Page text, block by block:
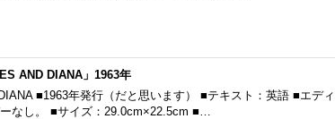
AND DIANA」1963年
■1963年発行（だと思います） ■テキスト：英語 ■エディ
なし。 ■サイズ：29.0cm×22.5cm ■…